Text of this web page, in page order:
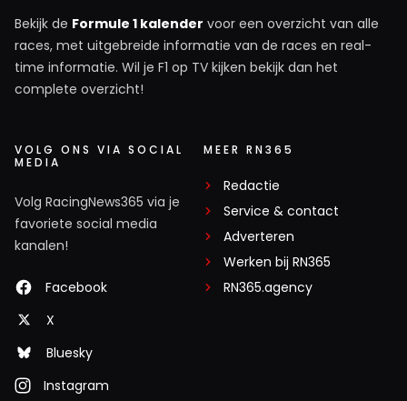
Bekijk de Formule 1 kalender voor een overzicht van alle
races, met uitgebreide informatie van de races en real-
time informatie. Wil je F1 op TV kijken bekijk dan het
complete overzicht!
VOLG ONS VIA SOCIAL
MEDIA
Volg RacingNews365 via je
favoriete social media
kanalen!
Facebook
X
Bluesky
Instagram
MEER RN365
Redactie
Service & contact
Adverteren
Werken bij RN365
RN365.agency